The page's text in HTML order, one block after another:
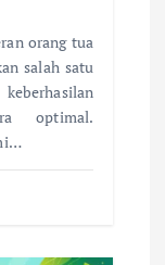
orang tua
salah satu
optimal.